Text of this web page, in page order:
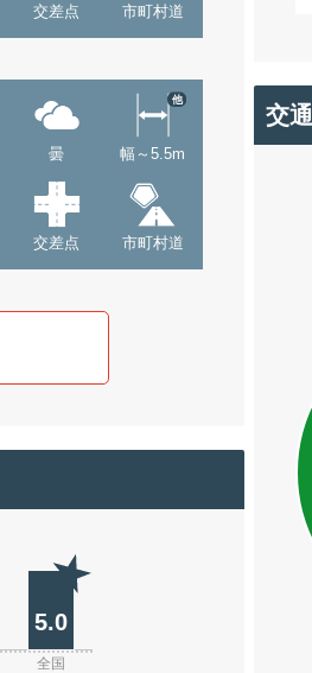
交差点 市町村道
曇 幅～5.5m
他
交差点 市町村道
5.0
全国
交